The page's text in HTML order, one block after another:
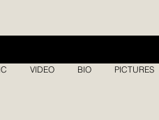
VIDEO BIO PICTURES